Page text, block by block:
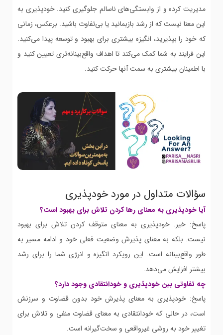
مدیریت کرده و از وابستگی‌های ناسالم جلوگیری کنید. خودپذیری به
این معنا نیست که از رشد بازبمانید یا بی‌تفاوت باشید. برعکس، زمانی
که خود را بپذیرید، انگیزه بیشتری برای بهبود و توسعه پیدا می‌کنید.
این فرایند به شما کمک می‌کند تا اهداف واقع‌بینانه‌تری تعیین کنید و
با اطمینان بیشتری به سمت آنها حرکت کنید.
سؤالات متداول در مورد خودپذیری
آیا خودپذیری به معنای رها کردن تلاش برای بهبود است؟
پاسخ: خیر. خودپذیری به معنای متوقف کردن تلاش برای بهبود
نیست. بلکه به معنای پذیرش وضعیت فعلی خود و ادامه مسیر به
طور واقع‌بینانه است. این رویکرد انگیزه و انرژی شما را برای رشد
بیشتر افزایش می‌دهد.
چه تفاوتی بین خودپذیری و خودانتقادی وجود دارد؟
پاسخ: خودپذیری به معنای پذیرش خود بدون قضاوت و سرزنش
است، در حالی که خودانتقادی به معنای قضاوت منفی و تلاش برای
تغییر خود به روشی غیرواقعی و سخت‌گیرانه است.